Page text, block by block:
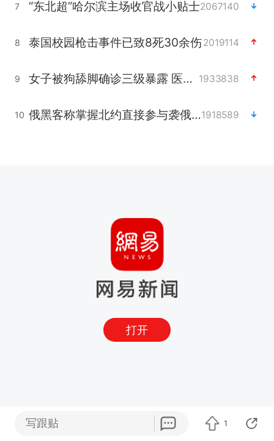
7 “东北超”哈尔滨主场收官战小贴士2067140
8 泰国校园枪击事件已致8死30余伤2019114
9 女子被狗舔脚确诊三级暴露 医生回应 1933838
10 俄黑客称掌握北约直接参与袭俄证据1918589
打开
写跟贴 1